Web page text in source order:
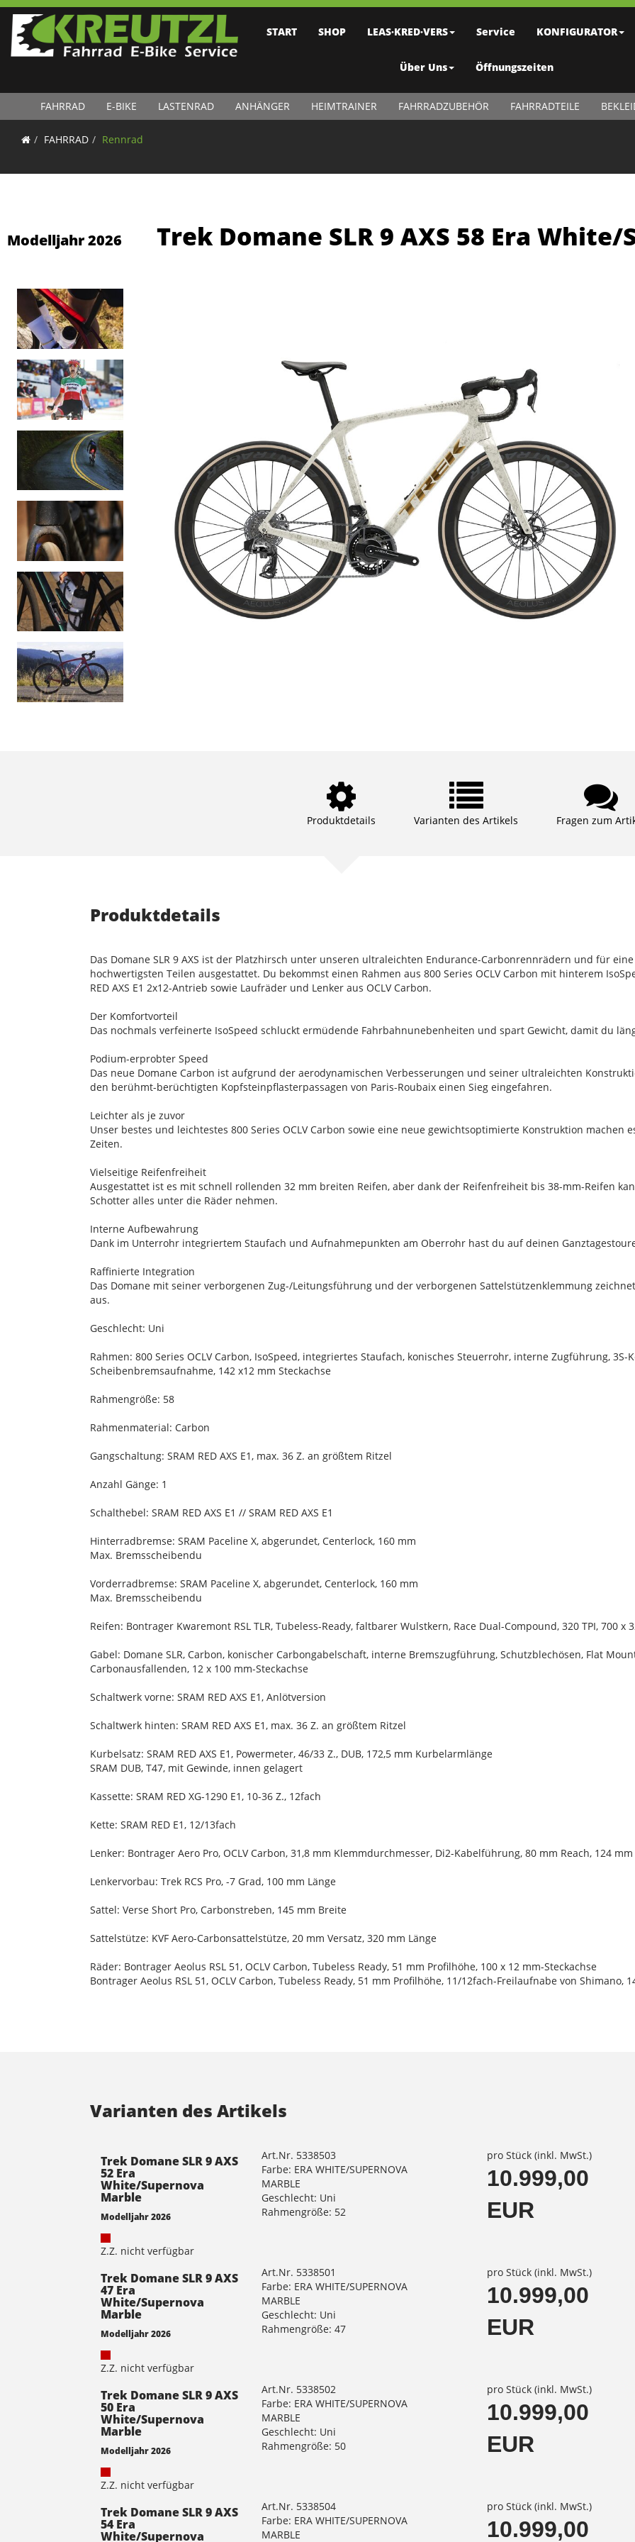
START SHOP LEAS·KRED·VERS Service KONFIGURATOR
Über Uns Öffnungszeiten
FAHRRAD E-BIKE LASTENRAD ANHÄNGER HEIMTRAINER FAHRRADZUBEHÖR FAHRRADTEILE
FAHRRAD Rennrad
Modelljahr 2026 Trek Domane SLR 9 AXS 58 Era
Produktdetails Varianten des Artikels Fragen zum
Produktdetails
Das Domane SLR 9 AXS ist der Platzhirsch unter unseren ultraleichten Endurance-Carbonrennrädern und für
hochwertigsten Teilen ausgestattet. Du bekommst einen Rahmen aus 800 Series OCLV Carbon mit hinterem
RED AXS E1 2x12-Antrieb sowie Laufräder und Lenker aus OCLV Carbon.
Der Komfortvorteil
Das nochmals verfeinerte IsoSpeed schluckt ermüdende Fahrbahnunebenheiten und spart Gewicht, damit du
Podium-erprobter Speed
Das neue Domane Carbon ist aufgrund der aerodynamischen Verbesserungen und seiner ultraleichten
den berühmt-berüchtigten Kopfsteinpflasterpassagen von Paris-Roubaix einen Sieg eingefahren.
Leichter als je zuvor
Unser bestes und leichtestes 800 Series OCLV Carbon sowie eine neue gewichtsoptimierte Konstruktion machen
Zeiten.
Vielseitige Reifenfreiheit
Ausgestattet ist es mit schnell rollenden 32 mm breiten Reifen, aber dank der Reifenfreiheit bis 38-mm-Reifen
Schotter alles unter die Räder nehmen.
Interne Aufbewahrung
Dank im Unterrohr integriertem Staufach und Aufnahmepunkten am Oberrohr hast du auf deinen
Raffinierte Integration
Das Domane mit seiner verborgenen Zug-/Leitungsführung und der verborgenen Sattelstützenklemmung
aus.
Geschlecht: Uni
Rahmen: 800 Series OCLV Carbon, IsoSpeed, integriertes Staufach, konisches Steuerrohr, interne Zugführung,
Scheibenbremsaufnahme, 142 x12 mm Steckachse
Rahmengröße: 58
Rahmenmaterial: Carbon
Gangschaltung: SRAM RED AXS E1, max. 36 Z. an größtem Ritzel
Anzahl Gänge: 1
Schalthebel: SRAM RED AXS E1 // SRAM RED AXS E1
Hinterradbremse: SRAM Paceline X, abgerundet, Centerlock, 160 mm
Max. Bremsscheibendu
Vorderradbremse: SRAM Paceline X, abgerundet, Centerlock, 160 mm
Max. Bremsscheibendu
Reifen: Bontrager Kwaremont RSL TLR, Tubeless-Ready, faltbarer Wulstkern, Race Dual-Compound, 320 TPI, 700 x
Gabel: Domane SLR, Carbon, konischer Carbongabelschaft, interne Bremszugführung, Schutzblechösen, Flat
Carbonausfallenden, 12 x 100 mm-Steckachse
Schaltwerk vorne: SRAM RED AXS E1, Anlötversion
Schaltwerk hinten: SRAM RED AXS E1, max. 36 Z. an größtem Ritzel
Kurbelsatz: SRAM RED AXS E1, Powermeter, 46/33 Z., DUB, 172,5 mm Kurbelarmlänge
SRAM DUB, T47, mit Gewinde, innen gelagert
Kassette: SRAM RED XG-1290 E1, 10-36 Z., 12fach
Kette: SRAM RED E1, 12/13fach
Lenker: Bontrager Aero Pro, OCLV Carbon, 31,8 mm Klemmdurchmesser, Di2-Kabelführung, 80 mm Reach, 124
Lenkervorbau: Trek RCS Pro, -7 Grad, 100 mm Länge
Sattel: Verse Short Pro, Carbonstreben, 145 mm Breite
Sattelstütze: KVF Aero-Carbonsattelstütze, 20 mm Versatz, 320 mm Länge
Räder: Bontrager Aeolus RSL 51, OCLV Carbon, Tubeless Ready, 51 mm Profilhöhe, 100 x 12 mm-Steckachse
Bontrager Aeolus RSL 51, OCLV Carbon, Tubeless Ready, 51 mm Profilhöhe, 11/12fach-Freilaufnabe von Shimano,
Varianten des Artikels
Trek Domane SLR 9 AXS
52 Era
White/Supernova
Marble
Modelljahr 2026
Z.Z. nicht verfügbar
Art.Nr. 5338503
Farbe: ERA WHITE/SUPERNOVA
MARBLE
Geschlecht: Uni
Rahmengröße: 52
pro Stück (inkl. MwSt.)
10.999,00
EUR
Trek Domane SLR 9 AXS
47 Era
White/Supernova
Marble
Modelljahr 2026
Z.Z. nicht verfügbar
Art.Nr. 5338501
Farbe: ERA WHITE/SUPERNOVA
MARBLE
Geschlecht: Uni
Rahmengröße: 47
pro Stück (inkl. MwSt.)
10.999,00
EUR
Trek Domane SLR 9 AXS
50 Era
White/Supernova
Marble
Modelljahr 2026
Z.Z. nicht verfügbar
Art.Nr. 5338502
Farbe: ERA WHITE/SUPERNOVA
MARBLE
Geschlecht: Uni
Rahmengröße: 50
pro Stück (inkl. MwSt.)
10.999,00
EUR
Trek Domane SLR 9 AXS
54 Era
White/Supernova
Art.Nr. 5338504
Farbe: ERA WHITE/SUPERNOVA
MARBLE
pro Stück (inkl. MwSt.)
10.999,00